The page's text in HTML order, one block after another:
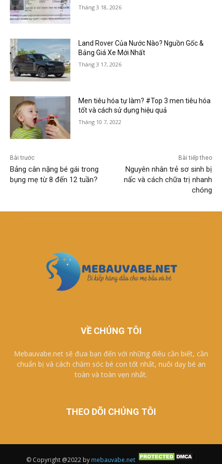
Tháng 3 18, 2026
Land Rover Của Nước Nào? Nguồn Gốc &
Bảng Giá Xe Mới Nhất
Tháng 3 17, 2026
Men tiêu hóa tự làm? #Top 3 men tiêu hóa
tốt và cách sử dụng hiệu quả
Tháng 10 7, 2022
Bài trước
Bảng cân nặng bé gái trong
bụng mẹ từ 8 đến 12 tuần?
Bài tiếp theo
Nguyên nhân trẻ sơ sinh bị
nấc và cách chữa trị nhanh
chóng
VỀ CHÚNG TÔI
Mebauvabe.net sẽ đưa bạn đến với những điều cần biết, cần
chuẩn bị và cách chăm sóc bé con tốt nhất, nuôi dạy bé an
toàn và toàn vẹn nhất.
THEO DÕI CHÚNG TÔI
© Copyright @2022 by mebauvabe.net